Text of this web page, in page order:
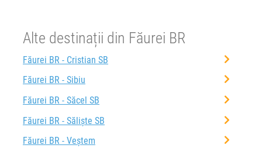
Alte destinații din Făurei BR
Făurei BR - Cristian SB
Făurei BR - Sibiu
Făurei BR - Săcel SB
Făurei BR - Săliște SB
Făurei BR - Veștem